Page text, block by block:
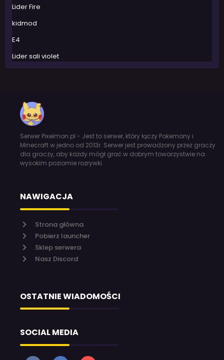
Lider Fire
kidmod
E4
Lider sali violet
Serwer Pixelmon.pl - Jest to serwer, który łączy Pokemony i
Minecraft w jedno od 2013r. Serwer jest prowadzony przez graczy
dla graczy, aby każdy mógł grać w dobrym towarzystwie na
wysokim poziomie rozrywki.
NAWIGACJA
Strona główna
Pobierz launcher
Sklep serwera
Nasz Discord
OSTATNIE WIADOMOŚCI
SOCIAL MEDIA